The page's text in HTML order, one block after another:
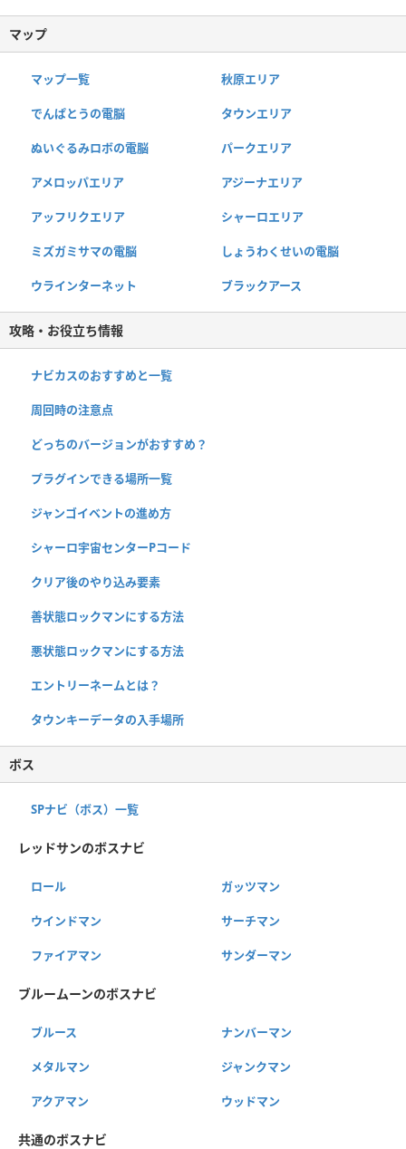
マップ
マップ一覧 秋原エリア
でんぱとうの電脳 タウンエリア
ぬいぐるみロボの電脳 パークエリア
アメロッパエリア アジーナエリア
アッフリクエリア シャーロエリア
ミズガミサマの電脳 しょうわくせいの電脳
ウラインターネット ブラックアース
攻略・お役立ち情報
ナビカスのおすすめと一覧
周回時の注意点
どっちのバージョンがおすすめ？
プラグインできる場所一覧
ジャンゴイベントの進め方
シャーロ宇宙センターPコード
クリア後のやり込み要素
善状態ロックマンにする方法
悪状態ロックマンにする方法
エントリーネームとは？
タウンキーデータの入手場所
ボス
SPナビ（ボス）一覧
レッドサンのボスナビ
ロール ガッツマン
ウインドマン サーチマン
ファイアマン サンダーマン
ブルームーンのボスナビ
ブルース ナンバーマン
メタルマン ジャンクマン
アクアマン ウッドマン
共通のボスナビ